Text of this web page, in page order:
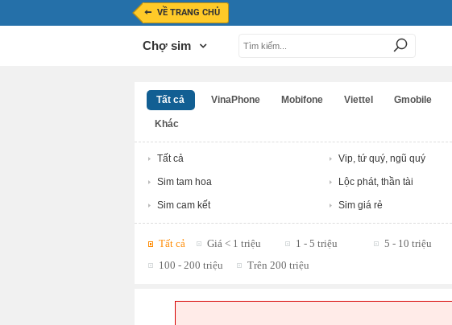
VỀ TRANG CHỦ
Chợ sim
Tất cả VinaPhone Mobifone Viettel Gmobile
Khác
Tất cả Vip, tứ quý, ngũ quý
Sim tam hoa Lộc phát, thần tài
Sim cam kết Sim giá rẻ
Tất cả Giá < 1 triệu 1 - 5 triệu 5 - 10 triệu
100 - 200 triệu
Trên 200 triệu